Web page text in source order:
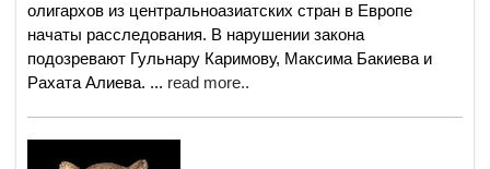
олигархов из центральноазиатских стран в Европе
начаты расследования. В нарушении закона
подозревают Гульнару Каримову, Максима Бакиева и
Рахата Алиева. ... read more..